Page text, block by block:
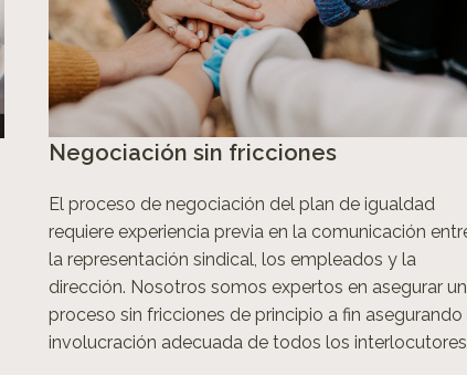
Negociación sin fricciones
El proceso de negociación del plan de igualdad
requiere experiencia previa en la comunicación
la representación sindical, los empleados y la
dirección. Nosotros somos expertos en asegurar un
proceso sin fricciones de principio a fin asegurando
involucración adecuada de todos los